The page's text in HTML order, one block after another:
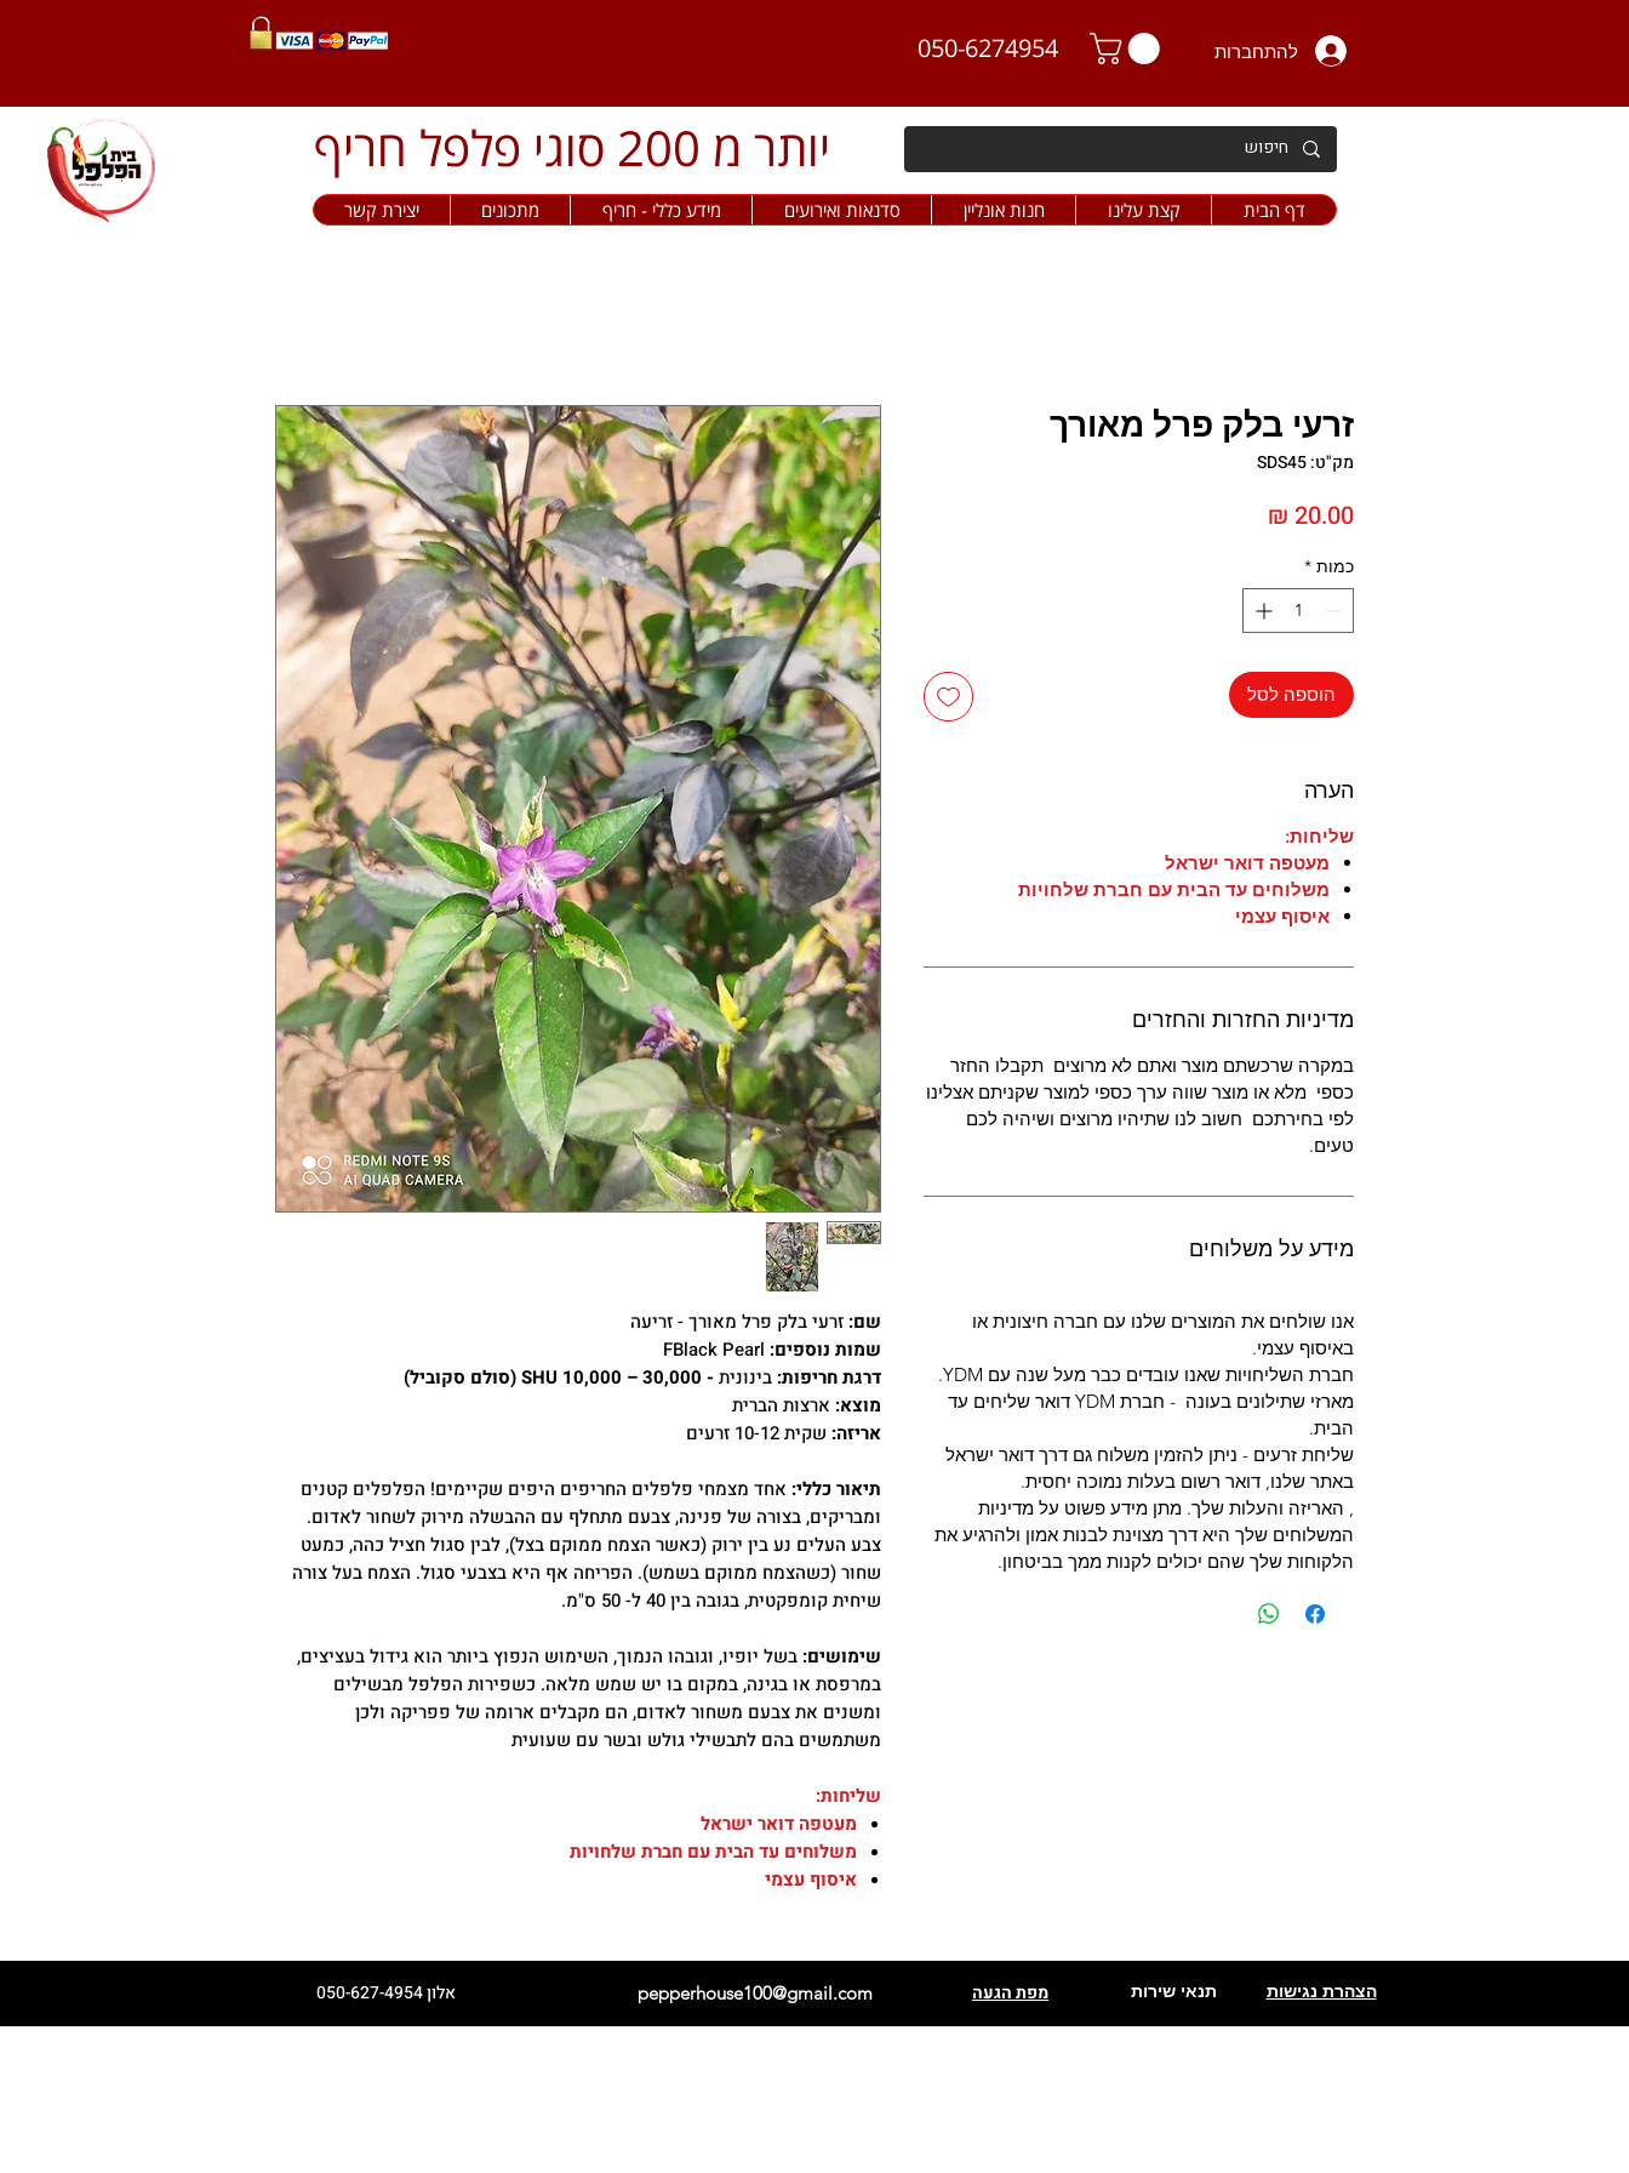
050-6274954 להתחברות
דף הבית קצת עלינו חנות אונליין סדנאות ואירועים מידע כללי - חריף מתכונים יצירת קשר
שם: זרעי בלק פרל מאורך - זריעה
שמות נוספים: FBlack Pearl
דרגת חריפות: בינונית - 30,000 – 10,000 SHU (סולם סקוביל)
מוצא: ארצות הברית
אריזה: שקית 10-12 זרעים
תיאור כללי: אחד מצמחי פלפלים החריפים היפים שקיימים! הפלפלים קטנים
ומבריקים, בצורה של פנינה, צבעם מתחלף עם ההבשלה מירוק לשחור לאדום.
צבע העלים נע בין ירוק (כאשר הצמח ממוקם בצל), לבין סגול חציל כהה, כמעט
שחור (כשהצמח ממוקם בשמש). הפריחה אף היא בצבעי סגול. הצמח בעל צורה
שיחית קומפקטית, בגובה בין 40 ל- 50 ס"מ.
שימושים: בשל יופיו, וגובהו הנמוך, השימוש הנפוץ ביותר הוא גידול בעציצים,
במרפסת או בגינה, במקום בו יש שמש מלאה. כשפירות הפלפל מבשילים
ומשנים את צבעם משחור לאדום, הם מקבלים ארומה של פפריקה ולכן
משתמשים בהם לתבשילי גולש ובשר עם שעועית
שליחות:
מעטפה דואר ישראל
משלוחים עד הבית עם חברת שלחויות
איסוף עצמי
זרעי בלק פרל מאורך
מק"ט: SDS45
כמות *
הוספה לסל
הערה
שליחות:
מעטפה דואר ישראל
משלוחים עד הבית עם חברת שלחויות
איסוף עצמי
מדיניות החזרות והחזרים
במקרה שרכשתם מוצר ואתם לא מרוצים תקבלו החזר
כספי מלא או מוצר שווה ערך כספי למוצר שקניתם אצלינו
לפי בחירתכם חשוב לנו שתיהיו מרוצים ושיהיה לכם
טעים.
מידע על משלוחים
אנו שולחים את המוצרים שלנו עם חברה חיצונית או
באיסוף עצמי.
חברת השליחויות שאנו עובדים כבר מעל שנה עם YDM.
מארזי שתילונים בעונה - חברת YDM דואר שליחים עד
הבית.
שליחת זרעים - ניתן להזמין משלוח גם דרך דואר ישראל
באתר שלנו, דואר רשום בעלות נמוכה יחסית.
, האריזה והעלות שלך. מתן מידע פשוט על מדיניות
המשלוחים שלך היא דרך מצוינת לבנות אמון ולהרגיע את
הלקוחות שלך שהם יכולים לקנות ממך בביטחון.
אלון 050-627-4954 pepperhouse100@gmail.com מפת הגעה הצהרת נגישות תנאי שירות